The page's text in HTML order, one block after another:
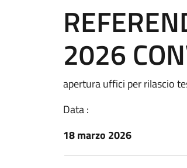
2026
apertura uffici per rilascio
Data :
18 marzo 2026